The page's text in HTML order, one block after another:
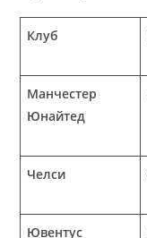
Клуб
Манчестер
Юнайтед
Челси
Ювентус